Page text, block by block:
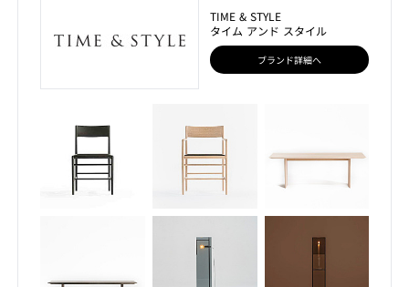
TIME & STYLE
タイム アンド スタイル
ブランド詳細へ